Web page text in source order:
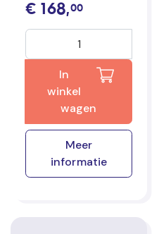
€ 168,00
In
winkel
wagen
Meer
informatie